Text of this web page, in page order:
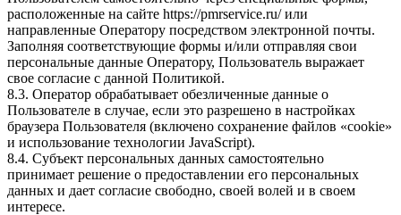
расположенные на сайте https://pmrservice.ru/или
направленные Оператору посредством электронной почты.
Заполняя соответствующие формы и/или отправляя свои
персональные данные Оператору, Пользователь выражает
свое согласие с данной Политикой.
8.3. Оператор обрабатывает обезличенные данные о
Пользователе в случае, если это разрешено в настройках
браузера Пользователя (включено сохранение файлов «cookie»
и использование технологии JavaScript).
8.4. Субъект персональных данных самостоятельно
принимает решение о предоставлении его персональных
данных и дает согласие свободно, своей волей и в своем
интересе.